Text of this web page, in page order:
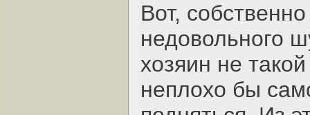
Вот,
недовольного
хозяин не
неплохо бы